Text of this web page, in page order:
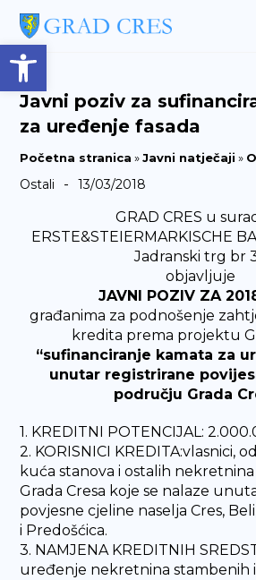
Open toolbar
Javni poziv za
za uređenje fasada
Početna stranica »Javni natječaji »
Ostali - 13/03/2018
GRAD CRES u
ERSTE&STEIERMARKISCHE
Jadranski trg br
objavljuje
JAVNI POZIV ZA
građanima za podnošenje
kredita prema projektu
“sufinanciranje kamata za
unutar registrirane
području Grada
1. KREDITNI POTENCIJAL:
2. KORISNICI KREDITA:vlasnici,
kuća stanova i ostalih
Grada Cresa koje se nalaze
povjesne cjeline naselja Cres,
i Predošćica.
3. NAMJENA KREDITNIH
uređenje nekretnina stambenih